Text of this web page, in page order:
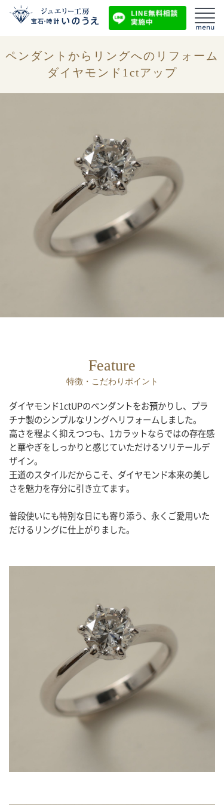
ペンダントからリングへのリフォーム
ダイヤモンド1ctアップ
Feature
特徴・こだわりポイント
ダイヤモンド1ctUPのペンダントをお預かりし、プラ
チナ製のシンプルなリングへリフォームしました。
高さを程よく抑えつつも、1カラットならではの存在感
と華やぎをしっかりと感じていただけるソリテールデ
ザイン。
王道のスタイルだからこそ、ダイヤモンド本来の美し
さを魅力を存分に引き立てます。
普段使いにも特別な日にも寄り添う、永くご愛用いた
だけるリングに仕上がりました。